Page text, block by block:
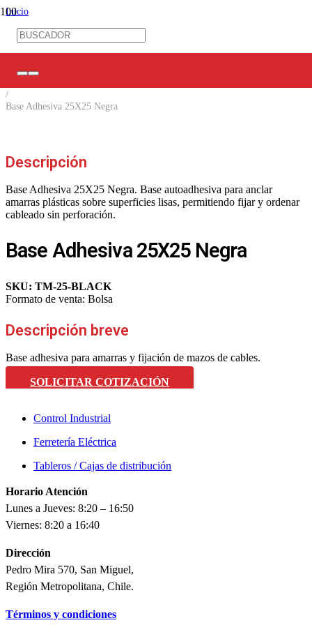
Inicio
Ferretería Eléctrica
/
Base Adhesiva 25X25 Negra
Descripción
Base Adhesiva 25X25 Negra. Base autoadhesiva para anclar
amarras plásticas sobre superficies lisas, permitiendo fijar y ordenar
cableado sin perforación.
Base Adhesiva 25X25 Negra
SKU: TM-25-BLACK
Formato de venta: Bolsa
Descripción breve
Base adhesiva para amarras y fijación de mazos de cables.
SOLICITAR COTIZACIÓN
Control Industrial
Ferretería Eléctrica
Tableros / Cajas de distribución
Horario Atención
Lunes a Jueves: 8:20 – 16:50
Viernes: 8:20 a 16:40
Dirección
Pedro Mira 570, San Miguel,
Región Metropolitana, Chile.
Términos y condiciones